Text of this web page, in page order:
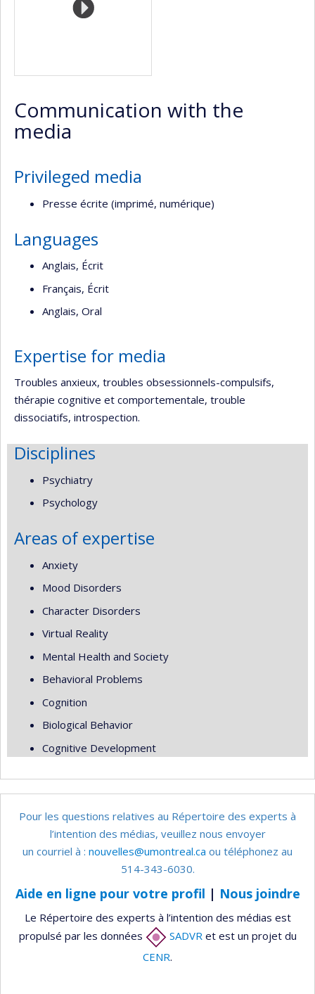
recherche
Communication with the
media
Privileged media
Presse écrite (imprimé, numérique)
Languages
Anglais, Écrit
Français, Écrit
Anglais, Oral
Expertise for media
Troubles anxieux, troubles obsessionnels-compulsifs,
thérapie cognitive et comportementale, trouble
dissociatifs, introspection.
Disciplines
Psychiatry
Psychology
Areas of expertise
Anxiety
Mood Disorders
Character Disorders
Virtual Reality
Mental Health and Society
Behavioral Problems
Cognition
Biological Behavior
Cognitive Development
Pour les questions relatives au Répertoire des experts à
l’intention des médias, veuillez nous envoyer
un courriel à : nouvelles@umontreal.ca ou téléphonez au
514-343-6030.
Aide en ligne pour votre profil | Nous joindre
Le Répertoire des experts à l’intention des médias est
propulsé par les données
SADVRet est un projet du
CENR.